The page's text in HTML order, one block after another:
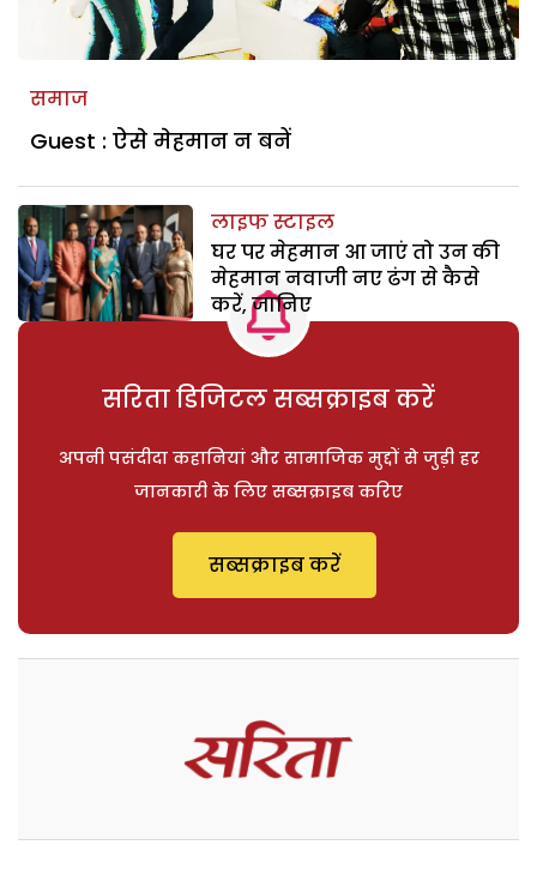
समाज
Guest : ऐसे मेहमान न बनें
लाइफ स्टाइल
घर पर मेहमान आ जाएं तो उन की
मेहमान नवाजी नए ढंग से कैसे
करें, जानिए
सरिता डिजिटल सब्सक्राइब करें
अपनी पसंदीदा कहानियां और सामाजिक मुद्दों से जुड़ी हर
जानकारी के लिए सब्सक्राइब करिए
सब्सक्राइब करें